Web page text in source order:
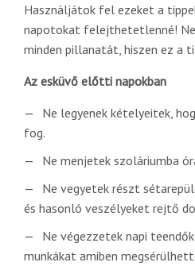
Használjátok fel ezeket a
napotokat felejthetetlenné!
minden pillanatát, hiszen ez a
Az esküvő előtti napokban
Ne legyenek kételyeitek,
fog.
Ne menjetek szoláriumba
Ne vegyetek részt
és hasonló veszélyeket rejtő
Ne végezzetek napi
munkákat amiben